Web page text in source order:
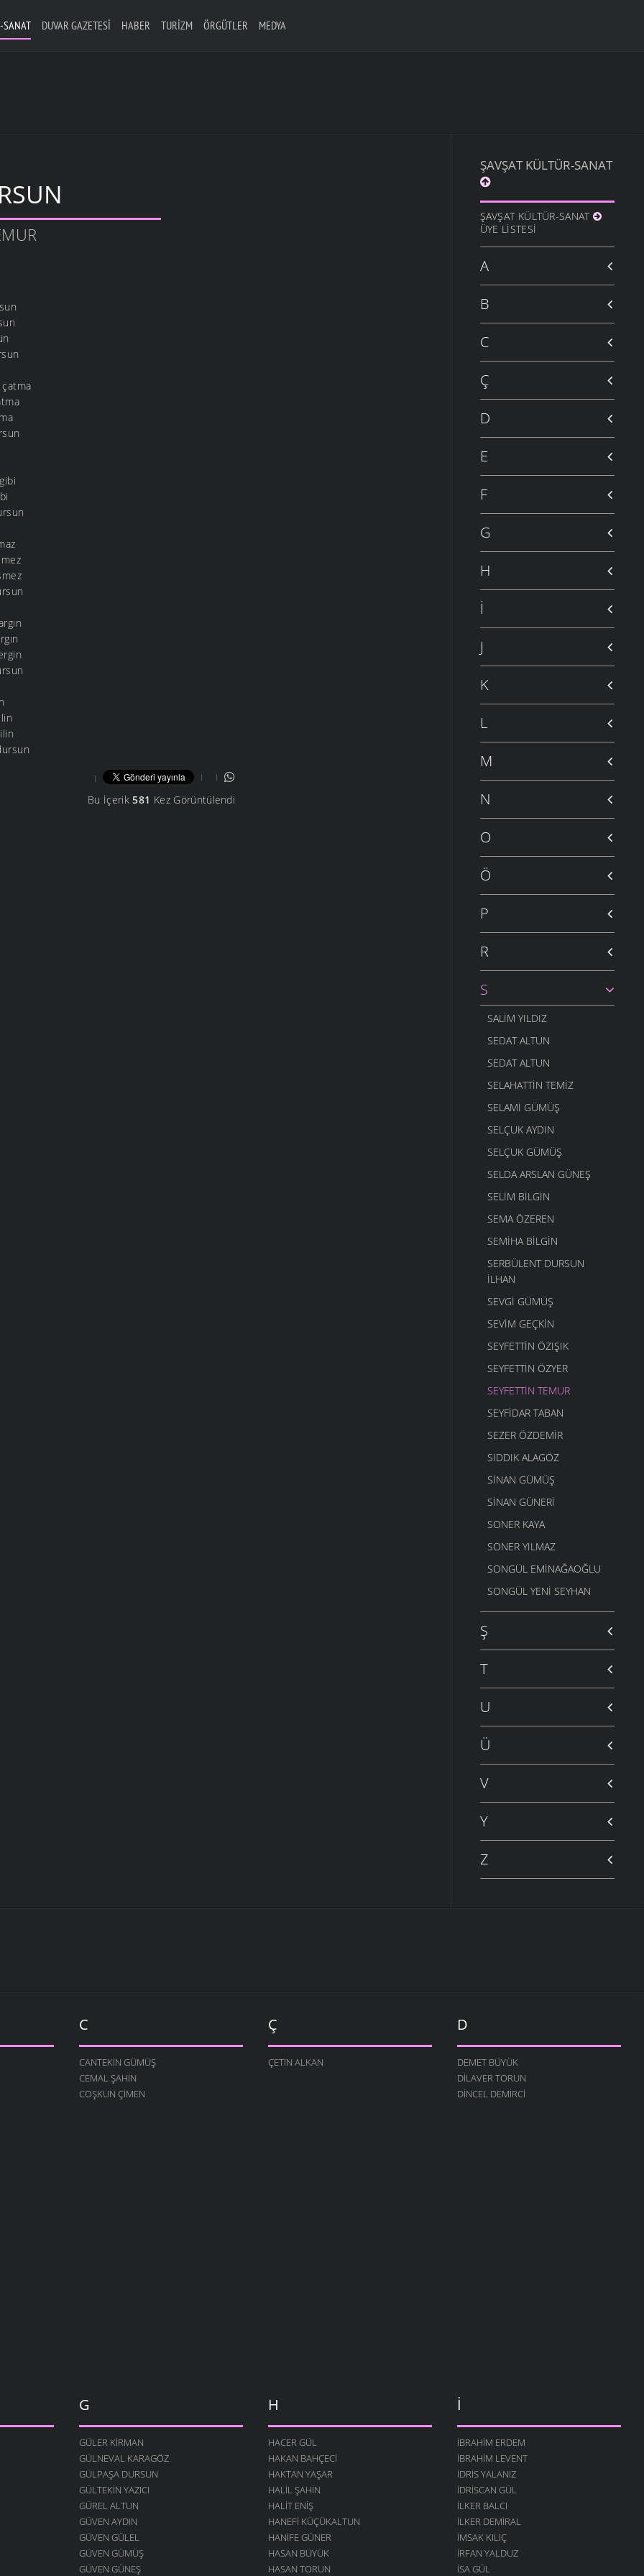
SANAT DUVAR GAZETESI HABER TURIZM ÖRGÜTLER MEDYA
Bu İçerik581 Kez Görüntülendi
ŞAVŞAT KÜLTÜR-SANAT
ŞAVŞAT KÜLTÜR-SANAT
ÜYE LISTESI
A
B
C
Ç
D
E
F
G
H
İ
J
K
L
M
N
O
Ö
P
R
S
SALIM YILDIZ
SEDAT ALTUN
SEDAT ALTUN
SELAHATTIN TEMIZ
SELAMI GÜMÜŞ
SELÇUK AYDIN
SELÇUK GÜMÜŞ
SELDA ARSLAN GÜNEŞ
SELIM BILGIN
SEMA ÖZEREN
SEMIHA BILGIN
SERBÜLENT DURSUN
İLHAN
SEVGI GÜMÜŞ
SEVIM GEÇKIN
SEYFETTIN ÖZIŞIK
SEYFETTIN ÖZYER
SEYFETTIN TEMUR
SEYFIDAR TABAN
SEZER ÖZDEMIR
SIDDIK ALAGÖZ
SINAN GÜMÜŞ
SINAN GÜNERI
SONER KAYA
SONER YILMAZ
SONGÜL EMINAĞAOĞLU
SONGÜL YENI SEYHAN
Ş
T
U
Ü
V
Y
Z
C
CANTEKIN GÜMÜŞ
CEMAL ŞAHIN
COŞKUN ÇIMEN
Ç
ÇETIN ALKAN
D
DEMET BÜYÜK
DILAVER TORUN
DINCEL DEMIRCI
G
GÜLER KIRMAN
GÜLNEVAL KARAGÖZ
GÜLPAŞA DURSUN
GÜLTEKIN YAZICI
GÜREL ALTUN
GÜVEN AYDIN
GÜVEN GÜLEL
GÜVEN GÜMÜŞ
GÜVEN GÜNEŞ
H
HACER GÜL
HAKAN BAHÇECI
HAKTAN YAŞAR
HALIL ŞAHIN
HALIT ENIŞ
HANEFI KÜÇÜKALTUN
HANIFE GÜNER
HASAN BÜYÜK
HASAN TORUN
İ
İBRAHIM ERDEM
İBRAHIM LEVENT
İDRIS YALANIZ
IDRISCAN GÜL
İLKER BALCI
İLKER DEMIRAL
İMSAK KILIÇ
İRFAN YALDUZ
ISA GÜL